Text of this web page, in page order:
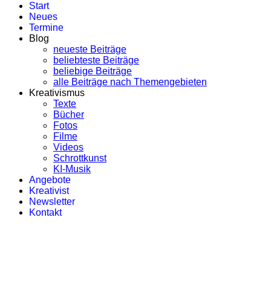
Start
Neues
Termine
Blog
neueste Beiträge
beliebteste Beiträge
beliebige Beiträge
alle Beiträge nach Themengebieten
Kreativismus
Texte
Bücher
Fotos
Filme
Videos
Schrottkunst
KI-Musik
Angebote
Kreativist
Newsletter
Kontakt